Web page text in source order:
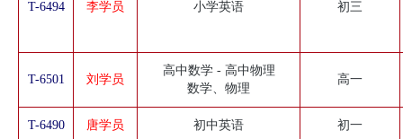
T-6494 李学员 小学英语 初三
T-6501 刘学员
高中数学 - 高中物理
数学、物理
高一
T-6490 唐学员 初中英语 初一